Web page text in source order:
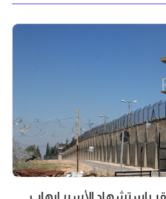
باستشهاد الأسير ايهاب